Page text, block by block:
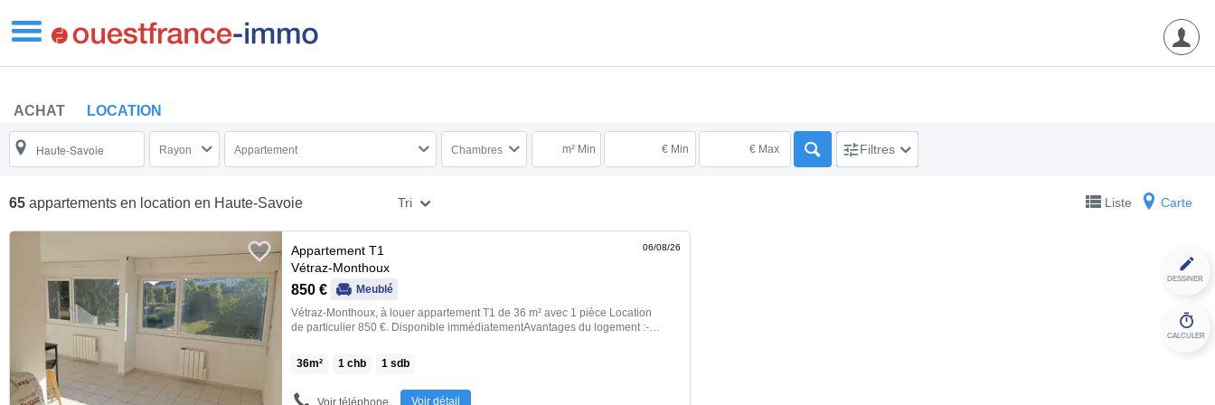
ACHAT LOCATION
Rayon Appartement Chambres m² Min € Min € Max Filtres
65 appartements en location en Haute-Savoie Tri Liste Carte
DESSINER
CALCULER
850 € Meublé
Appartement T1
Vétraz-Monthoux
Vétraz-Monthoux, à louer appartement T1 de 36 m² avec 1 pièce Location
de particulier 850 €. Disponible immédiatementAvantages du logement :-
Proximité transport- Cuisine indépendante- Proximité commerceCe
propriétaire utilise LocService pour sélectionner ses futurs locataires. Pour
locations conformes à votre recherche, il suffit de vous inscrire sur
36m² 1 chb 1 sdb
06/08/26
Voir téléphone Voir détail